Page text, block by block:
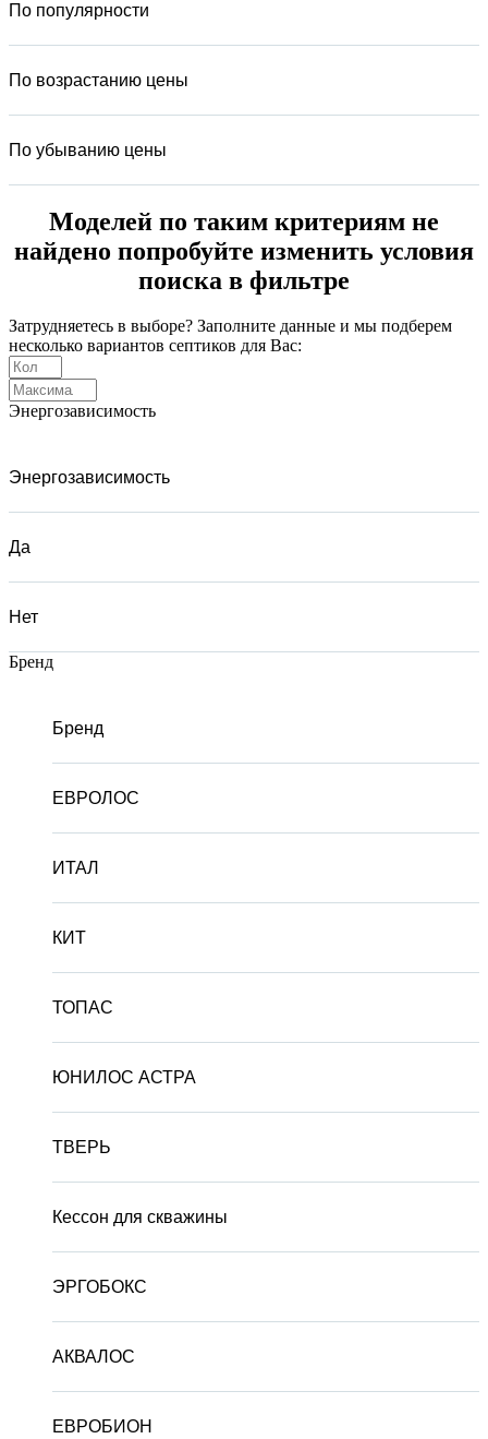
По популярности
По возрастанию цены
По убыванию цены
Моделей по таким критериям не
найдено попробуйте изменить условия
поиска в фильтре
Затрудняетесь в выборе? Заполните данные и мы подберем
несколько вариантов септиков для Вас:
Энергозависимость
Энергозависимость
Да
Нет
Бренд
Бренд
ЕВРОЛОС
ИТАЛ
КИТ
ТОПАС
ЮНИЛОС АСТРА
ТВЕРЬ
Кессон для скважины
ЭРГОБОКС
АКВАЛОС
ЕВРОБИОН